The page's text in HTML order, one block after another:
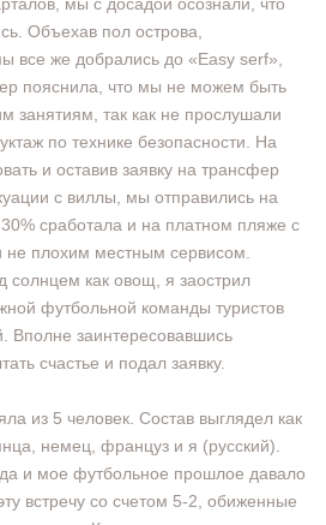
Объехав пол острова,
все же добрались до «Easy serf»,
пояснила, что мы не можем быть
занятиям, так как не прослушали
по технике безопасности. На
и оставив заявку на трансфер
с виллы, мы отправились на
сработала и на платном пляже с
плохим местным сервисом.
солнцем как овощ, я заострил
футбольной команды туристов
Вполне заинтересовавшись
счастье и подал заявку.
из 5 человек. Состав выглядел как
немец, француз и я (русский).
и мое футбольное прошлое давало
встречу со счетом 5-2, обиженные